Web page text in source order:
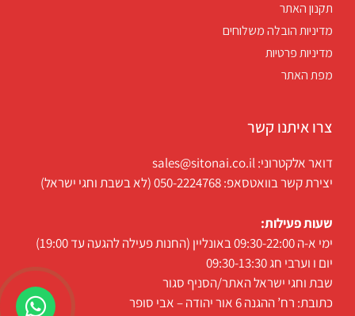
תקנון האתר
מדיניות הובלה משלוחים
מדיניות פרטיות
מפת האתר
צרו איתנו קשר
דואר אלקטרוני: sales@sitonai.co.il
יצירת קשר בוואטסאפ: 050-2224768 (לא בשבת וחגי ישראל)
שעות פעילות:
ימי א-ה 09:30-22:00 באונליין (החנות פעילה להגעה עד 19:00)
יום ו וערבי חג 09:30-13:30
שבת וחגי ישראל האתר/הסניף סגור
כתובת: רח’ ההגנה 6 אור יהודה – אבי סופר